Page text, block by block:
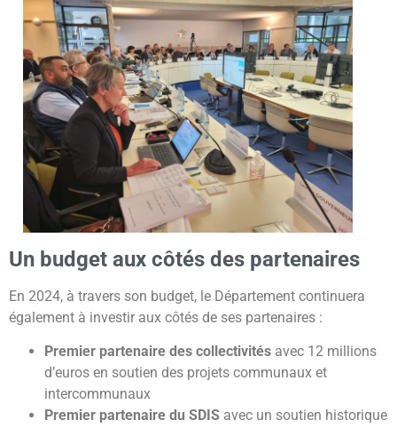
Un budget aux côtés des partenaires
En 2024, à travers son budget, le Département continuera
également à investir aux côtés de ses partenaires :
Premier partenaire des collectivités avec 12 millions
d’euros en soutien des projets communaux et
intercommunaux
Premier partenaire du SDIS avec un soutien historique